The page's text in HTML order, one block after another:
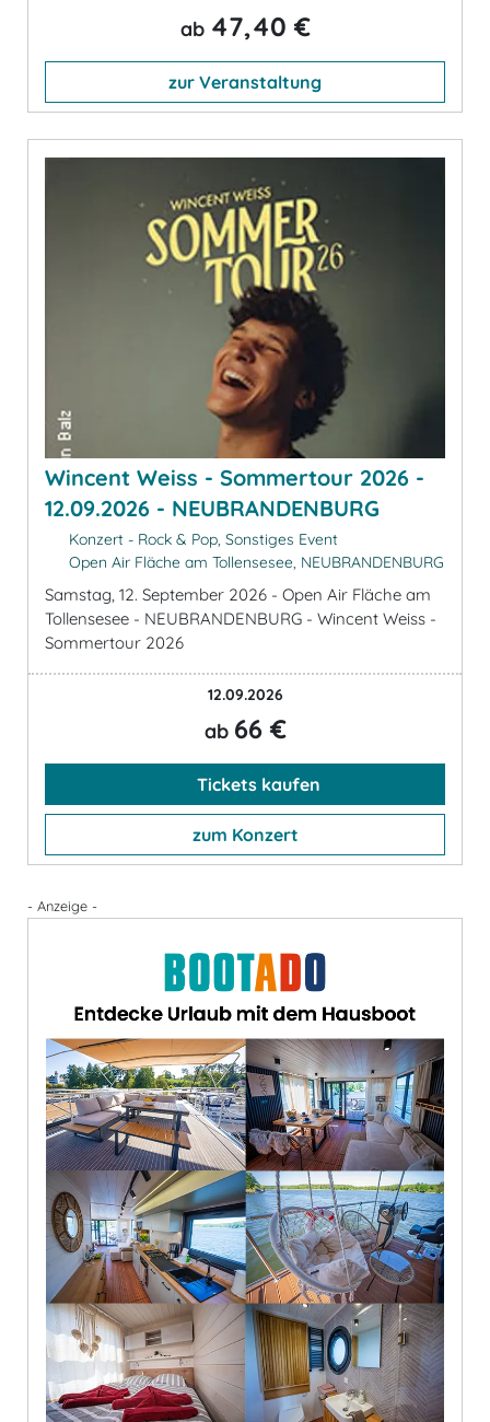
ab 47,40 €
zur Veranstaltung
Wincent Weiss - Sommertour 2026 -
12.09.2026 - NEUBRANDENBURG
Konzert - Rock & Pop, Sonstiges Event
Open Air Fläche am Tollensesee, NEUBRANDENBURG
Samstag, 12. September 2026 - Open Air Fläche am
Tollensesee - NEUBRANDENBURG - Wincent Weiss -
Sommertour 2026
12.09.2026
ab 66 €
Tickets kaufen
zum Konzert
- Anzeige -